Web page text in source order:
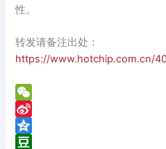
性。
转发请备注出处：
https://www.hotchip.com.cn/
W
e
C
S
Q